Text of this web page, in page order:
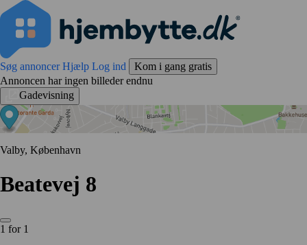
Søg annoncerHjælp Log ind
Kom i gang gratis
Annoncen har ingen billeder endnu
Gadevisning
Valby, København
Beatevej 8
1 for 1